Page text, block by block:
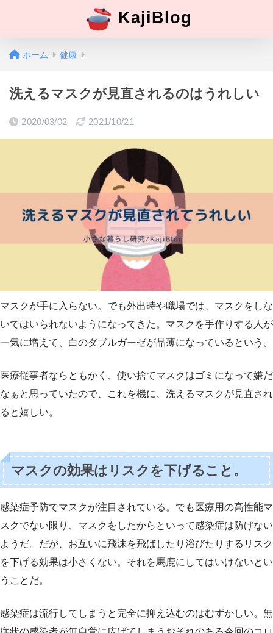
KajiBlog
ホーム 健康
洗えるマスクが見直されるのはうれしい
2020/03/02 2021/10/21
マスクが手に入らない。でも外出時や職場では、マスクをしな
いではいられないようになってきた。マスクを手作りする人が
一気に増えて、白のダブルガーゼが品薄になっているという。
医療従事者ならともかく、使い捨てマスクはゴミになって嫌だ
なぁと思っていたので、これを機に、洗えるマスクが見直され
ると嬉しい。
マスクの効果はリスクを下げること。
感染症予防でマスクが注目されている。でも医療用の高性能マ
スクでない限り、マスクをしたからといって感染症は防げない
ようだ。だが、お互いに飛沫を飛ばしたり浴びたりするリスク
を下げる効果は小さくない。それを馬鹿にしてはいけないとい
うことだ。
感染症は流行してしまうと完全に抑え込むのはむずかしい。無